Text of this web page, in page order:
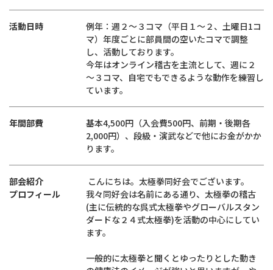
活動日時
例年：週２～３コマ（平日１～２、土曜日1コ
マ）年度ごとに部員間の空いたコマで調整
し、活動しております。
今年はオンライン稽古を主流として、週に２
～３コマ、自宅でもできるような動作を練習し
ています。
年間部費
基本4,500円（入会費500円、前期・後期各
2,000円）、段級・演武などで他にお金がかか
ります。
部会紹介
プロフィール
こんにちは。太極拳同好会でございます。
我々同好会は名前にある通り、太極拳の稽古
(主に伝統的な呉式太極拳やグローバルスタン
ダードな２４式太極拳)を活動の中心にしてい
ます。
一般的に太極拳と聞くとゆったりとした動き